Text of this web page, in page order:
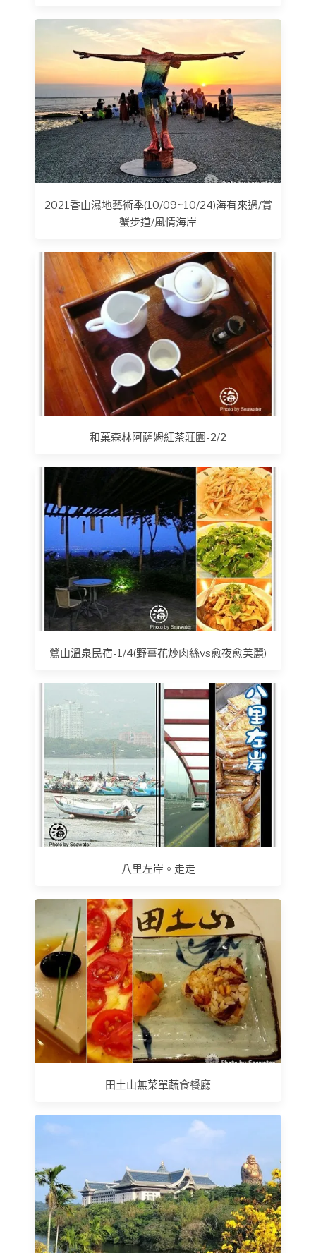
2021香山濕地藝術季(10/09~10/24)海有來過/賞
蟹步道/風情海岸
和菓森林阿薩姆紅茶莊園-2/2
鶯山溫泉民宿-1/4(野薑花炒肉絲vs愈夜愈美麗)
八里左岸。走走
田土山無菜單蔬食餐廳